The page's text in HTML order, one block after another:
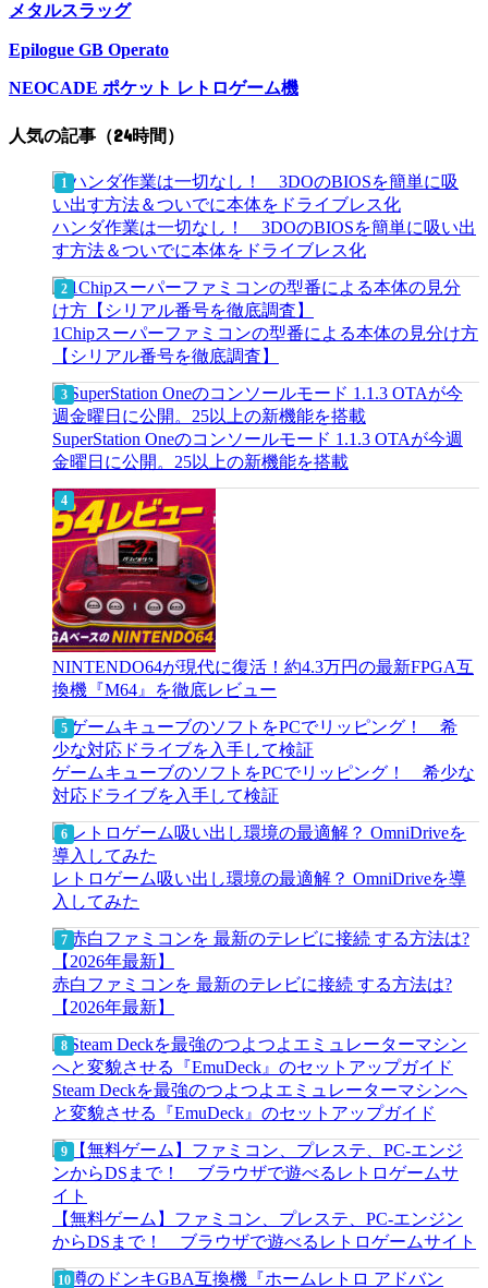
メタルスラッグ
Epilogue GB Operato
NEOCADE ポケット レトロゲーム機
人気の記事（24時間）
ハンダ作業は一切なし！ 3DOのBIOSを簡単に吸い出
す方法＆ついでに本体をドライブレス化
1Chipスーパーファミコンの型番による本体の見分け方
【シリアル番号を徹底調査】
SuperStation Oneのコンソールモード 1.1.3 OTAが今週
金曜日に公開。25以上の新機能を搭載
NINTENDO64が現代に復活！約4.3万円の最新FPGA互
換機『M64』を徹底レビュー
ゲームキューブのソフトをPCでリッピング！ 希少な
対応ドライブを入手して検証
レトロゲーム吸い出し環境の最適解？ OmniDriveを導
入してみた
赤白ファミコンを 最新のテレビに接続 する方法は?
【2026年最新】
Steam Deckを最強のつよつよエミュレーターマシンへ
と変貌させる『EmuDeck』のセットアップガイド
【無料ゲーム】ファミコン、プレステ、PC-エンジン
からDSまで！ ブラウザで遊べるレトロゲームサイト